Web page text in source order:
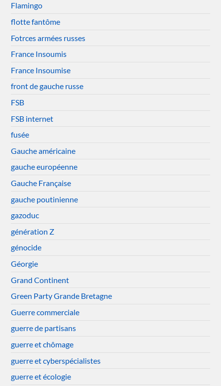
Flamingo
flotte fantôme
Fotrces armées russes
France Insoumis
France Insoumise
front de gauche russe
FSB
FSB internet
fusée
Gauche américaine
gauche européenne
Gauche Française
gauche poutinienne
gazoduc
génération Z
génocide
Géorgie
Grand Continent
Green Party Grande Bretagne
Guerre commerciale
guerre de partisans
guerre et chômage
guerre et cyberspécialistes
guerre et écologie